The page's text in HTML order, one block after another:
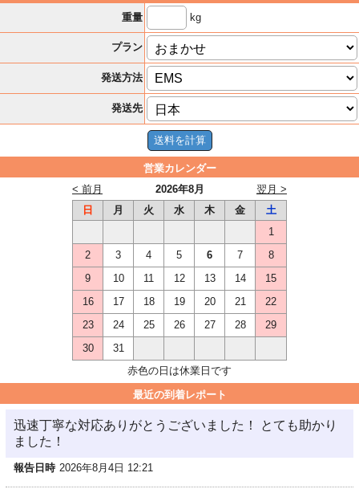
重量
kg
プラン
発送方法
発送先
営業カレンダー
2026年8月
< 前月
翌月 >
日
月 火 水 木 金
土
1
2
3 4 5 6 7
8
9
10 11 12 13 14
15
16
17 18 19 20 21
22
23
24 25 26 27 28
29
30
31
赤色の日は休業日です
最近の到着レポート
迅速丁寧な対応ありがとうございました！ とても助かり
ました！
報告日時 2026年8月4日 12:21